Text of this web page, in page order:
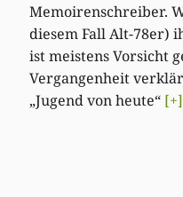
Memoirenschreiber.
diesem Fall Alt-78er)
ist meistens Vorsicht
Vergangenheit
„Jugend von heute“ [+]